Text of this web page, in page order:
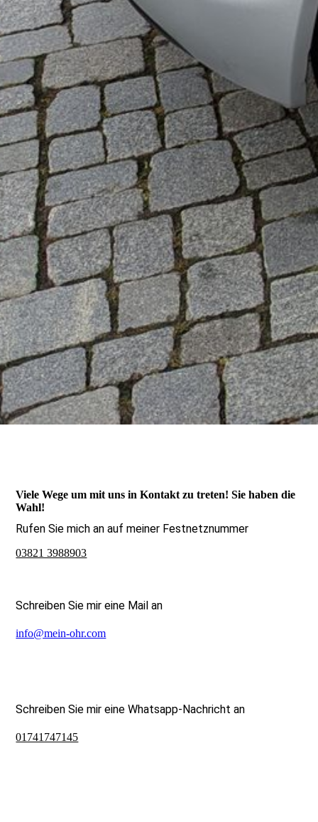
Viele Wege um mit uns in Kontakt zu treten! Sie haben die
Wahl!
Rufen Sie mich an auf meiner Festnetznummer
03821 3988903
Schreiben Sie mir eine Mail an
info@mein-ohr.com
Schreiben Sie mir eine Whatsapp-Nachricht an
01741747145
Schwerpunkte
Jobs
Datenschutz, Haftungsausschluss
Impressum